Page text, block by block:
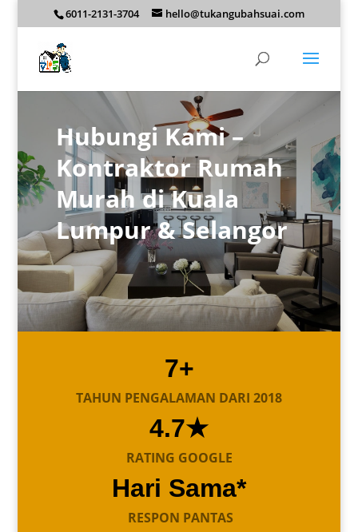
6011-2131-3704 hello@tukangubahsuai.com
Hubungi Kami –
Kontraktor Rumah
Murah​ di Kuala
Lumpur & Selangor
7+
TAHUN PENGALAMAN DARI 2018
4.7★
RATING GOOGLE
Hari Sama*
RESPON PANTAS